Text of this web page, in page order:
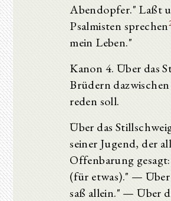
Abendopfer." Laßt
Psalmisten sprechen
mein Leben."
Kanon 4. Über das
Brüdern
reden soll.
Über das
seiner Jugend, der
Offenbarung
(für etwas)." — Über
saß allein." — Über